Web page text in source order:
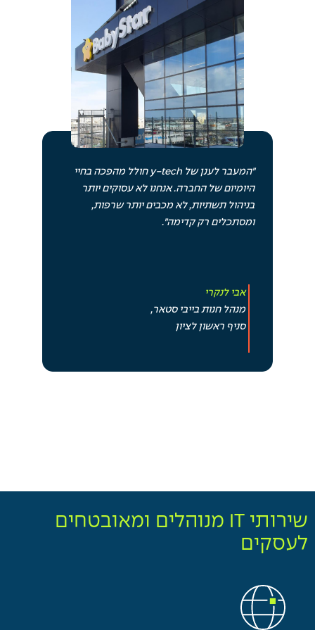
״המעבר לענן של y-tech חולל מהפכה בחיי
היומיום של החברה. אנחנו לא עסוקים יותר
בניהול תשתיות, לא מכבים יותר שרפות,
ומסתכלים רק קדימה״.
אבי לנקרי
מנהל חנות בייבי סטאר,
סניף ראשון לציון
שירותי IT מנוהלים ומאובטחים
לעסקים